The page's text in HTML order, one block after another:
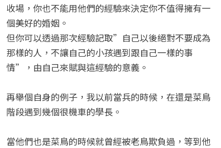
收場，你也不能用他們的經驗來決定你不值得擁有一
個美好的婚姻。
但你可以透過那次經驗記取”自己以後絕對不要成為
那樣的人，不讓自己的小孩遇到跟自己一樣的事
情”，由自己來賦與這經驗的意義。
再舉個自身的例子，我以前當兵的時候，在還是菜鳥
階段遇到幾個很機車的學長。
當他們也是菜鳥的時候就曾經被老鳥欺負過，等到他